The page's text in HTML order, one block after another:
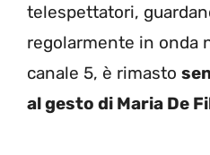
telespettatori,
regolarmente in onda
canale 5, è rimasto
al gesto di Maria De